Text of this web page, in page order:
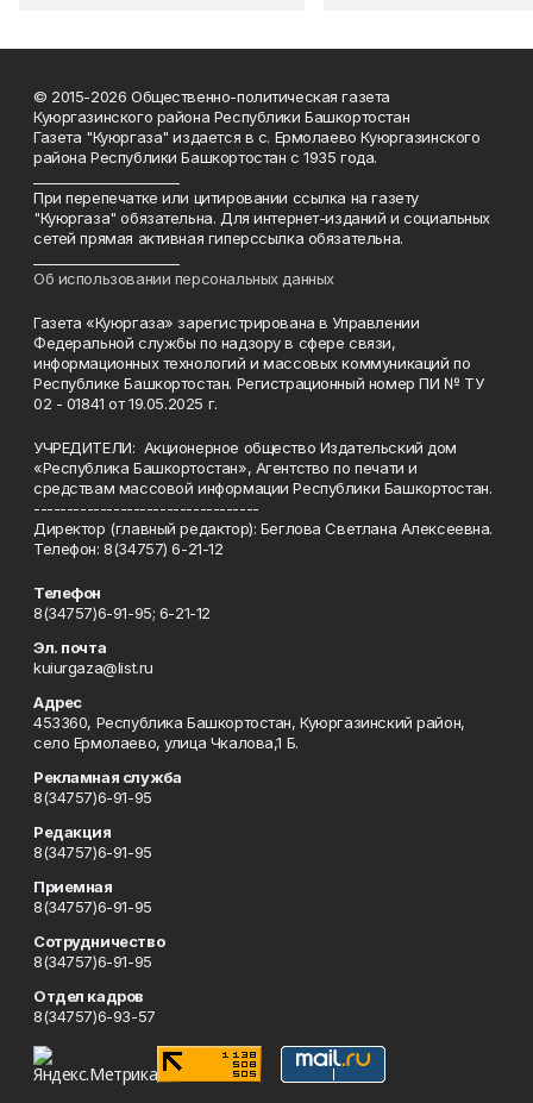
© 2015-2026 Общественно-политическая газета
Куюргазинского района Республики Башкортостан
Газета "Куюргаза" издается в с. Ермолаево Куюргазинского
района Республики Башкортостан с 1935 года.
При перепечатке или цитировании ссылка на газету
"Куюргаза" обязательна. Для интернет-изданий и социальных
сетей прямая активная гиперссылка обязательна.
Об использовании персональных данных
Газета «Куюргаза» зарегистрирована в Управлении
Федеральной службы по надзору в сфере связи,
информационных технологий и массовых коммуникаций по
Республике Башкортостан. Регистрационный номер ПИ № ТУ
02 - 01841 от 19.05.2025 г.
УЧРЕДИТЕЛИ: Акционерное общество Издательский дом
«Республика Башкортостан», Агентство по печати и
средствам массовой информации Республики Башкортостан.
----------------------------------
Директор (главный редактор): Беглова Светлана Алексеевна.
Телефон: 8(34757) 6-21-12
Телефон
8(34757)6-91-95; 6-21-12
Эл. почта
kuiurgaza@list.ru
Адрес
453360, Республика Башкортостан, Куюргазинский район,
село Ермолаево, улица Чкалова,1 Б.
Рекламная служба
8(34757)6-91-95
Редакция
8(34757)6-91-95
Приемная
8(34757)6-91-95
Сотрудничество
8(34757)6-91-95
Отдел кадров
8(34757)6-93-57